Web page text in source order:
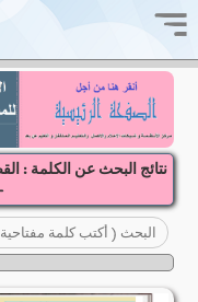
نتائج البحث عن الكلمة :